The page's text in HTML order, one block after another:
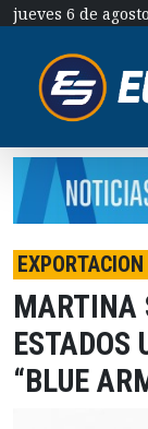
jueves 6 de
EXPORTACION
MARTINA
ESTADOS
“BLUE